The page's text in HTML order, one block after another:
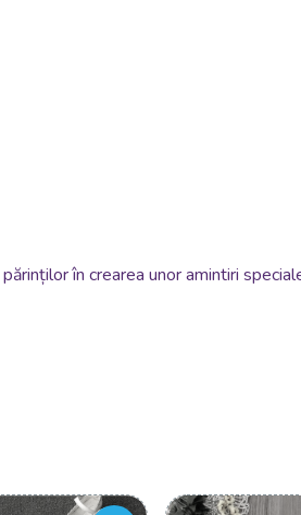
în crearea unor amintiri